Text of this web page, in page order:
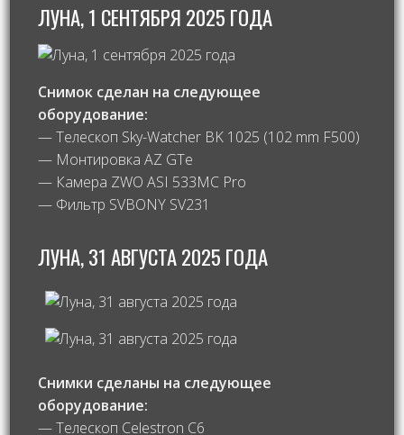
ЛУНА, 1 СЕНТЯБРЯ 2025 ГОДА
Снимок сделан на следующее
оборудование:
— Телескоп Sky-Watcher BK 1025 (102 mm F500)
— Монтировка AZ GTe
— Камера ZWO ASI 533MC Pro
— Фильтр SVBONY SV231
ЛУНА, 31 АВГУСТА 2025 ГОДА
Снимки сделаны на следующее
оборудование:
— Телескоп Celestron C6